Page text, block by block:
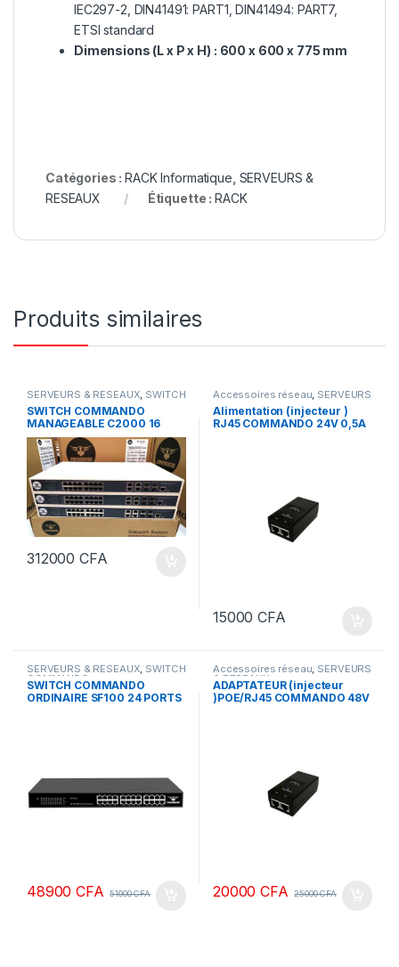
IEC297-2, DIN41491: PART1, DIN41494: PART7,
ETSI standard
Dimensions (L x P x H) : 600 x 600 x 775 mm
Catégories :RACK Informatique SERVEURS &
RESEAUX
Étiquette :RACK
Produits similaires
SERVEURS & RESEAUX SWITCH
SWITCH COMMANDO
MANAGEABLE C2000 16
ports Gigabyte + POE 290 w
312000CFA
Accessoires réseau SERVEURS
& RESEAUX
Alimentation (injecteur )
RJ45 COMMANDO 24V 0,5A
15000CFA
SERVEURS & RESEAUX, SWITCH
COMMANDO
SWITCH COMMANDO
ORDINAIRE SF100 24 PORTS
48900CFA 51000CFA
Accessoires réseau, SERVEURS
& RESEAUX
ADAPTATEUR (injecteur
)POE/RJ45 COMMANDO 48V
20000CFA 25000CFA